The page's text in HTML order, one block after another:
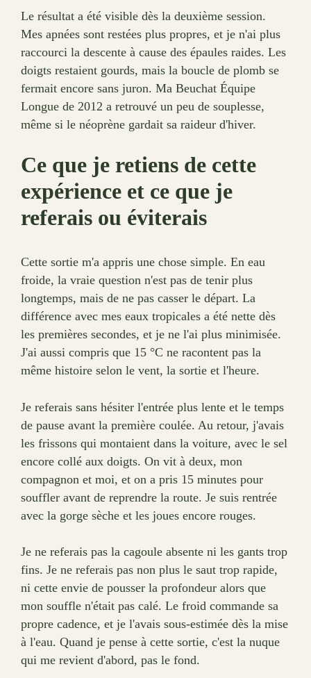
Le résultat a été visible dès la deuxième session.
Mes apnées sont restées plus propres, et je n'ai plus
raccourci la descente à cause des épaules raides. Les
doigts restaient gourds, mais la boucle de plomb se
fermait encore sans juron. Ma Beuchat Équipe
Longue de 2012 a retrouvé un peu de souplesse,
même si le néoprène gardait sa raideur d'hiver.
Ce que je retiens de cette
expérience et ce que je
referais ou éviterais
Cette sortie m'a appris une chose simple. En eau
froide, la vraie question n'est pas de tenir plus
longtemps, mais de ne pas casser le départ. La
différence avec mes eaux tropicales a été nette dès
les premières secondes, et je ne l'ai plus minimisée.
J'ai aussi compris que 15 °C ne racontent pas la
même histoire selon le vent, la sortie et l'heure.
Je referais sans hésiter l'entrée plus lente et le temps
de pause avant la première coulée. Au retour, j'avais
les frissons qui montaient dans la voiture, avec le sel
encore collé aux doigts. On vit à deux, mon
compagnon et moi, et on a pris 15 minutes pour
souffler avant de reprendre la route. Je suis rentrée
avec la gorge sèche et les joues encore rouges.
Je ne referais pas la cagoule absente ni les gants trop
fins. Je ne referais pas non plus le saut trop rapide,
ni cette envie de pousser la profondeur alors que
mon souffle n'était pas calé. Le froid commande sa
propre cadence, et je l'avais sous-estimée dès la mise
à l'eau. Quand je pense à cette sortie, c'est la nuque
qui me revient d'abord, pas le fond.